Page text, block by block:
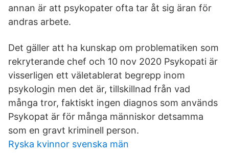
annan är att psykopater ofta tar åt sig äran för
andras arbete.
Det gäller att ha kunskap om problematiken som
rekryterande chef och 10 nov 2020 Psykopati är
visserligen ett väletablerat begrepp inom
psykologin men det är, tillskillnad från vad
många tror, faktiskt ingen diagnos som används
Psykopat är för många människor detsamma
som en gravt kriminell person.
Ryska kvinnor svenska män